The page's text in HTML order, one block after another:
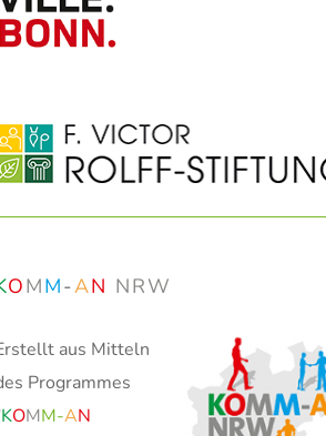
OMM-AN NRW
aus Mitteln
Programmes
KOMM-AN